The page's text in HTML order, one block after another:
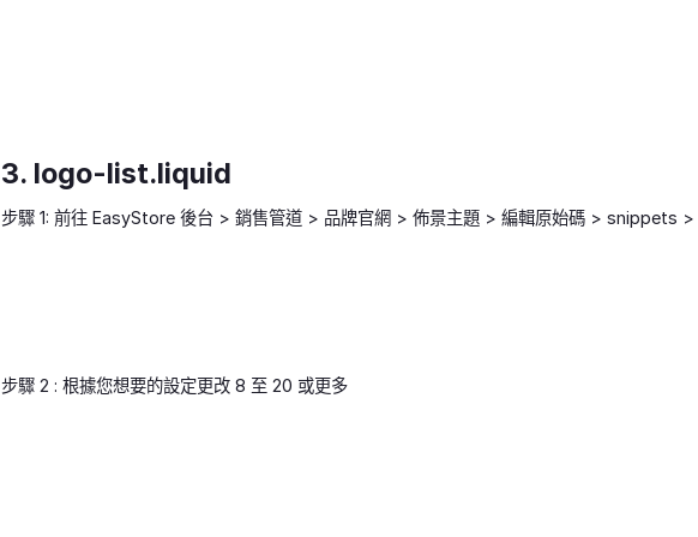
3. logo-list.liquid
步驟 1: 前往 EasyStore 後台 > 銷售管道 > 品牌官網 > 佈景主題 > 編輯原始碼 > snippets
步驟 2 : 根據您想要的設定更改 8 至 20 或更多